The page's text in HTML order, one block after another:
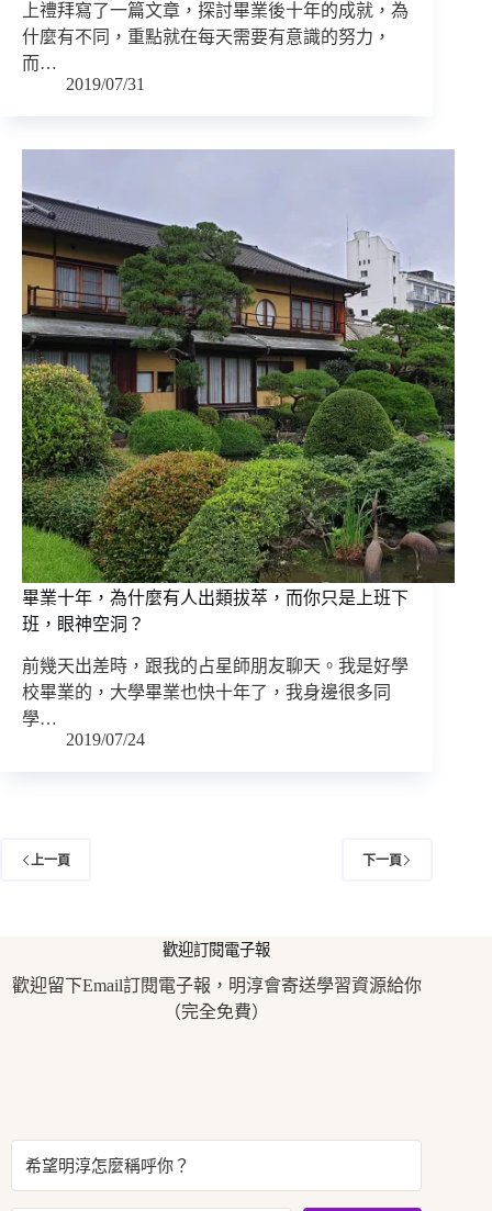
上禮拜寫了一篇文章，探討畢業後十年的成就，為
什麼有不同，重點就在每天需要有意識的努力，
而…
2019/07/31
畢業十年，為什麼有人出類拔萃，而你只是上班下
班，眼神空洞？
前幾天出差時，跟我的占星師朋友聊天。我是好學
校畢業的，大學畢業也快十年了，我身邊很多同
學…
2019/07/24
上一頁 下一頁
歡迎訂閱電子報
歡迎留下Email訂閱電子報，明淳會寄送學習資源給你
（完全免費）